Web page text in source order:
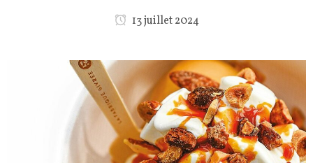
13 juillet 2024